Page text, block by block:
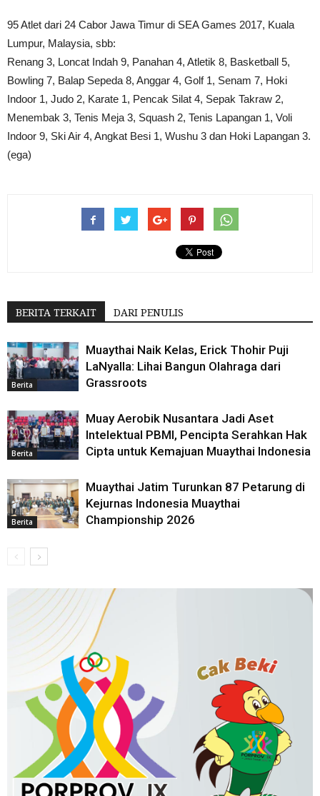
95 Atlet dari 24 Cabor Jawa Timur di SEA Games 2017, Kuala
Lumpur, Malaysia, sbb:
Renang 3, Loncat Indah 9, Panahan 4, Atletik 8, Basketball 5,
Bowling 7, Balap Sepeda 8, Anggar 4, Golf 1, Senam 7, Hoki
Indoor 1, Judo 2, Karate 1, Pencak Silat 4, Sepak Takraw 2,
Menembak 3, Tenis Meja 3, Squash 2, Tenis Lapangan 1, Voli
Indoor 9, Ski Air 4, Angkat Besi 1, Wushu 3 dan Hoki Lapangan 3.
(ega)
BERITA TERKAIT DARI PENULIS
Berita
Muaythai Naik Kelas, Erick Thohir Puji
LaNyalla: Lihai Bangun Olahraga dari
Grassroots
Berita
Muay Aerobik Nusantara Jadi Aset
Intelektual PBMI, Pencipta Serahkan Hak
Cipta untuk Kemajuan Muaythai Indonesia
Berita
Muaythai Jatim Turunkan 87 Petarung di
Kejurnas Indonesia Muaythai
Championship 2026